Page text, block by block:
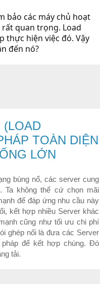
bảo các máy chủ hoạt
quan trọng. Load
thực hiện việc đó. Vậy
đến nó?
(LOAD
TOÀN DIỆN
LỚN
bùng nổ, các server cung
Ta không thể cứ chọn mãi
để đáp ứng nhu cầu này
kết hợp nhiều Server khác
cũng như tối ưu chi phí
ghép nối là đưa các Server
để kết hợp chúng. Đó
tải.